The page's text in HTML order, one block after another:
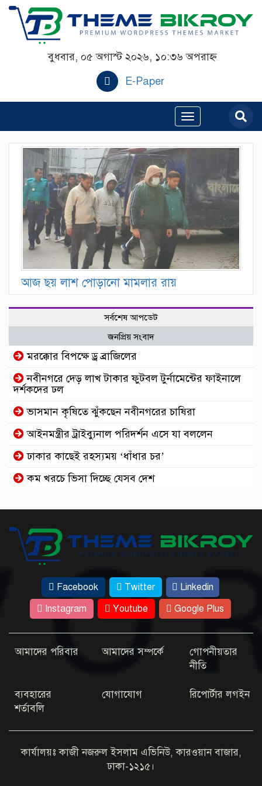
বুধবার, ০৫ অগাস্ট ২০২৬, ১০:৩৬ অপরাহ্ন
E-Paper
Toggle
navigation
আজ ছয় লাশ পোড়ানো মামলার রায়
সর্বশেষ আপডেট
জনপ্রিয় সংবাদ
মরক্কোর বিপক্ষে ড্র ব্রাজিলের
নবীনগরে দেড় লাখ টাকার ফুটবল টুর্নামেন্টের ফাইনালে
দর্শকদের ঢল
ভাসমান কৃষিতে ঝুঁকছেন নবীনগরের চাষিরা
আইনমন্ত্রীর ট্রাইব্যুনাল পরিদর্শন এসে যা বললেন
ঢাকার কাছেই রহস্যময় ‘ধাঁধার চর’
কম খরচে ভিসা দিচ্ছে যেসব দেশ
জেবিন
এবার ইউটিউবে যা দেখাবেন জয়া আহসান
টাঙ্গাইলে ট্রাক-পিকআপ সংঘর্ষে ২ জনের প্রাণ গেল
১২ বছরের মাদরাসাছাত্রী ৭ মাসের অন্তঃসত্ত্বা, জীবন
Facebook Twitter
Linkedin
Instagram
Youtube Google Plus
আমাদের পরিবার আমাদের সম্পর্কে
গোপনীয়তার
নীতি
ব্যবহারের
শর্তাবলি
যোগাযোগ রিপোর্টার লগইন
কার্যালয়ঃ কাজী নজরুল ইসলাম এভিনিউ, কারওয়ান বাজার,
ঢাকা-১২১৫।